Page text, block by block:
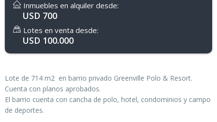
Inmuebles en alquiler desde:
USD 700
Lotes en venta desde:
USD 100.000
Lote de 714 m2 en barrio privado Greenville Polo & Resort.
Cuenta con planos aprobados.
El barrio cuenta con cancha de polo, hotel, condominios y campo
de deportes.